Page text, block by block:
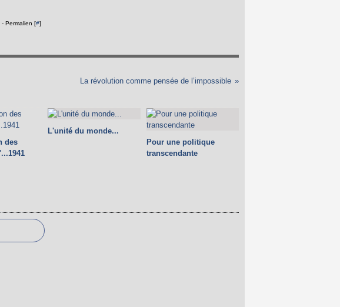
- Permalien [#]
La révolution comme pensée de l’impossible
des
L'unité du monde...
Pour une politique
transcendante